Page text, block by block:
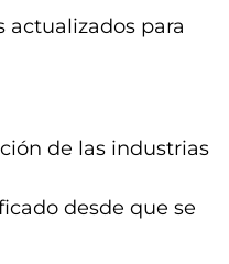
actualizados para
de las industrias
desde que se